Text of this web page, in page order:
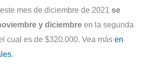
mes de diciembre de 2021 se
y diciembre en la segunda
cual es de $320.000. Vea más en
.